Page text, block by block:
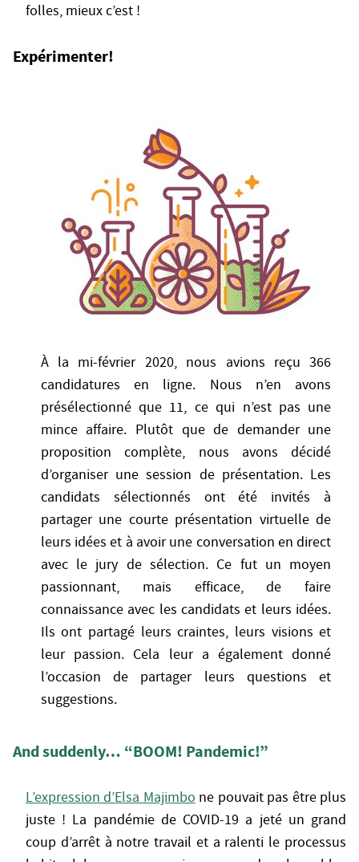
folles, mieux c’est !
Expérimenter!
À la mi-février 2020, nous avions reçu 366
candidatures en ligne. Nous n’en avons
présélectionné que 11, ce qui n’est pas une
mince affaire. Plutôt que de demander une
proposition complète, nous avons décidé
d’organiser une session de présentation. Les
candidats sélectionnés ont été invités à
partager une courte présentation virtuelle de
leurs idées et à avoir une conversation en direct
avec le jury de sélection. Ce fut un moyen
passionnant, mais efficace, de faire
connaissance avec les candidats et leurs idées.
Ils ont partagé leurs craintes, leurs visions et
leur passion. Cela leur a également donné
l’occasion de partager leurs questions et
suggestions.
And suddenly… “BOOM! Pandemic!”
L’expression d’Elsa Majimbo ne pouvait pas être plus
juste ! La pandémie de COVID-19 a jeté un grand
coup d’arrêt à notre travail et a ralenti le processus